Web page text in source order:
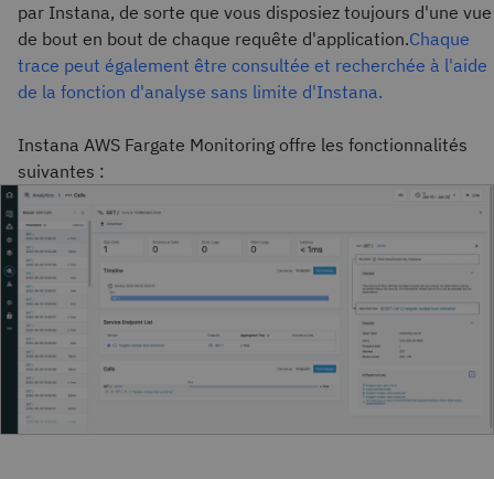
par Instana, de sorte que vous disposiez toujours d'une vue
de bout en bout de chaque requête d'application.Chaque
trace peut également être consultée et recherchée à l'aide
de la fonction d'analyse sans limite d'Instana.
Instana AWS Fargate Monitoring offre les fonctionnalités
suivantes :